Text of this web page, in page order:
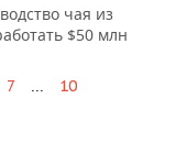
чая из
$50 млн
7 ... 10